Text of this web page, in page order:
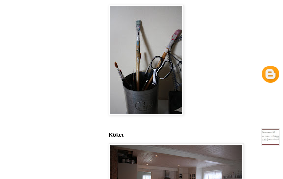
Köket